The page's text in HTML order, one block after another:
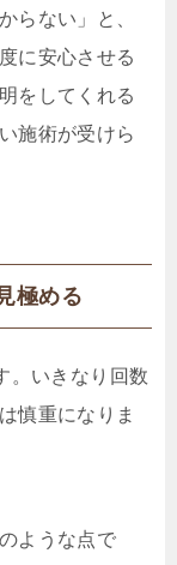
らない」と、
に安心させる
をしてくれる
施術が受けら
極める
。いきなり回数
慎重になりま
ような点で